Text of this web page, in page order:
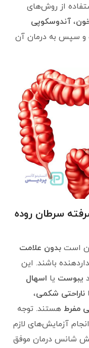
از روش‌های
،آندوسکوپی
و سپس به درمان آن
سرطان روده
است بدون علامت
باشند. این
یبوست یا اسهال
ناراحتی شکمی،
مفرط هستند. توجه
آزمایش‌های لازم
شانس درمان موفق